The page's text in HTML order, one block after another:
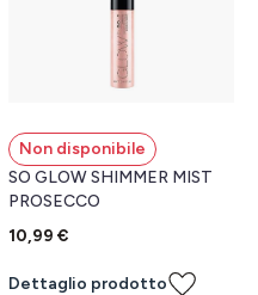
Non disponibile
SO GLOW SHIMMER MIST
PROSECCO
10,99 €
Dettaglio prodotto